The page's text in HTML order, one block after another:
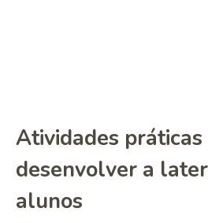
Atividades práticas
desenvolver a
alunos